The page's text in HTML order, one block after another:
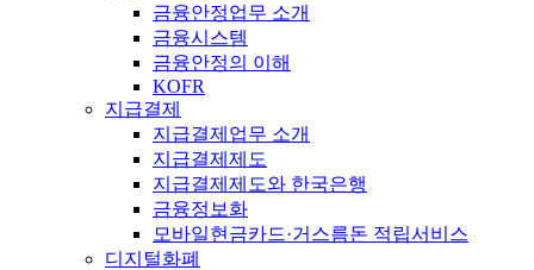
금융안정업무 소개
금융시스템
금융안정의 이해
KOFR
지급결제
지급결제업무 소개
지급결제제도
지급결제제도와 한국은행
금융정보화
모바일현금카드·거스름돈 적립서비스
디지털화폐